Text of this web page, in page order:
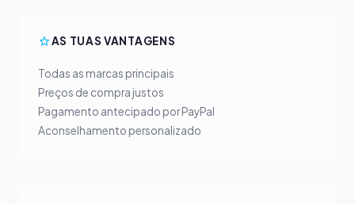
AS TUAS VANTAGENS
Todas as marcas principais
Preços de compra justos
Pagamento antecipado por PayPal
Aconselhamento personalizado